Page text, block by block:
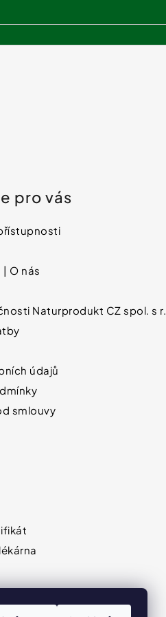
pro vás
O nás
Naturprodukt CZ spol. s
údajů
smlouvy